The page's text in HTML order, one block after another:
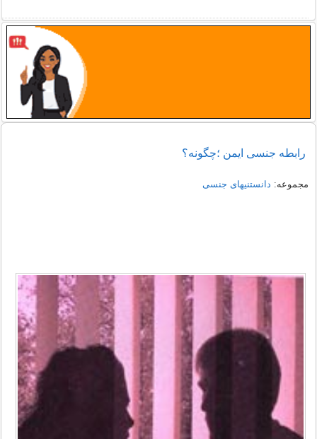
رابطه جنسی ایمن ؛چگونه؟
مجموعه: دانستنیهای جنسی